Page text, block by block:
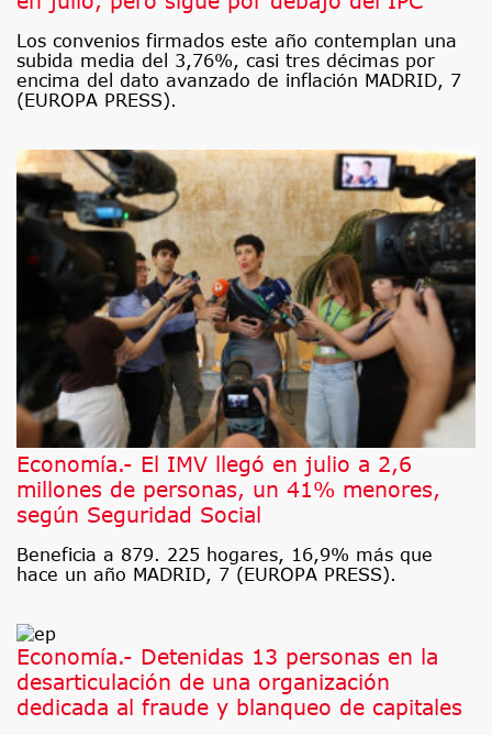
Los convenios firmados este año contemplan una
subida media del 3,76%, casi tres décimas por
encima del dato avanzado de inflación MADRID, 7
(EUROPA PRESS).
Economía.- El IMV llegó en julio a 2,6
millones de personas, un 41% menores,
según Seguridad Social
Beneficia a 879. 225 hogares, 16,9% más que
hace un año MADRID, 7 (EUROPA PRESS).
Economía.- Detenidas 13 personas en la
desarticulación de una organización
dedicada al fraude y blanqueo de capitales